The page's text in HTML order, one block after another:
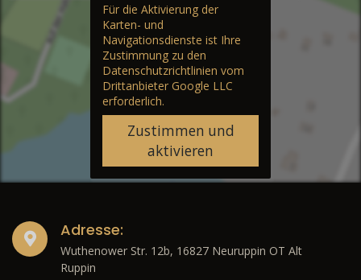
Für die Aktivierung der
Karten- und
Navigationsdienste ist Ihre
Zustimmung zu den
Datenschutzrichtlinien vom
Drittanbieter Google LLC
erforderlich.
Zustimmen und
aktivieren
Adresse:
Wuthenower Str. 12b, 16827 Neuruppin OT Alt
Ruppin